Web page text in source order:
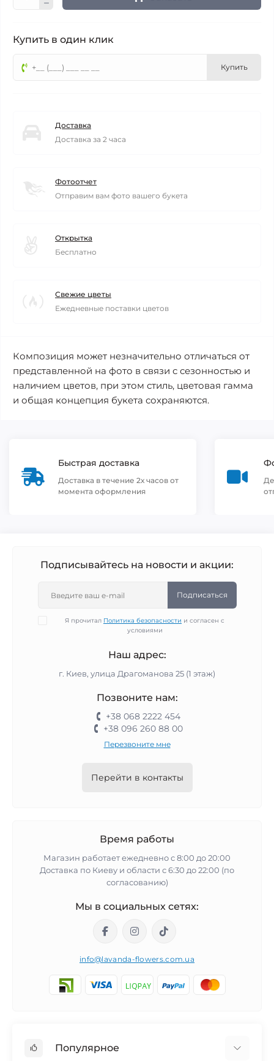
Купить в один клик
Купить
Доставка
Доставка за 2 часа
Фотоотчет
Отправим вам фото вашего букета
Открытка
Бесплатно
Свежие цветы
Ежедневные поставки цветов
Композиция может незначительно отличаться от
представленной на фото в связи с сезонностью и
наличием цветов, при этом стиль, цветовая гамма
и общая концепция букета сохраняются.
Быстрая доставка
Доставка в течение 2х часов от
момента оформления
Подписывайтесь на новости и акции:
Подписаться
Я прочитал Политика безопасности и согласен с
условиями
Наш адрес:
г. Киев, улица Драгоманова 25 (1 этаж)
Позвоните нам:
+38 068 2222 454
+38 096 260 88 00
Перезвоните мне
Перейти в контакты
Время работы
Магазин работает ежедневно с 8:00 до 20:00
Доставка по Киеву и области с 6:30 до 22:00 (по
согласованию)
Мы в социальных сетях:
info@lavanda-flowers.com.ua
Популярное